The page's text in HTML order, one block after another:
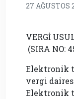
27 AĞUSTOS
VERGİ
(SIRA NO:
Elektronik
vergi
Elektronik